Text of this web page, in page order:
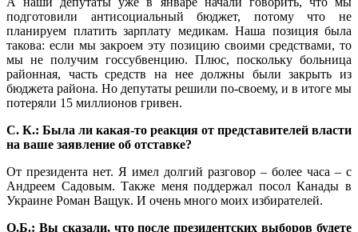
подготовили антисоциальный бюджет, потому что не
планируем платить зарплату медикам. Наша позиция была
такова: если мы закроем эту позицию своими средствами, то
мы не получим госсубвенцию. Плюс, поскольку больница
районная, часть средств на нее должны были закрыть из
бюджета района. Но депутаты решили по-своему, и в итоге мы
потеряли 15 миллионов гривен.
С. К.: Была ли какая-то реакция от представителей власти
на ваше заявление об отставке?
От президента нет. Я имел долгий разговор – более часа – с
Андреем Садовым. Также меня поддержал посол Канады в
Украине Роман Ващук. И очень много моих избирателей.
О.Б.: Вы сказали, что после президентских выборов будете